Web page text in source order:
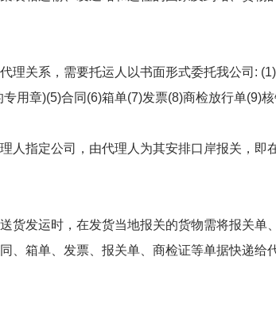
理关系，需要托运人以书面形式委托我公司:
用章)(5)合同(6)箱单(7)发票(8)商检放行单(9)核
人指定公司，由代理人为其安排口岸报关，即
货发运时，在发货当地报关的货物需将报关单
、箱单、发票、报关单、商检证等单据快递给